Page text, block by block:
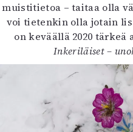
muistitietoa – taitaa olla
voi tietenkin olla jotain
on keväällä 2020
Inkeriläiset –